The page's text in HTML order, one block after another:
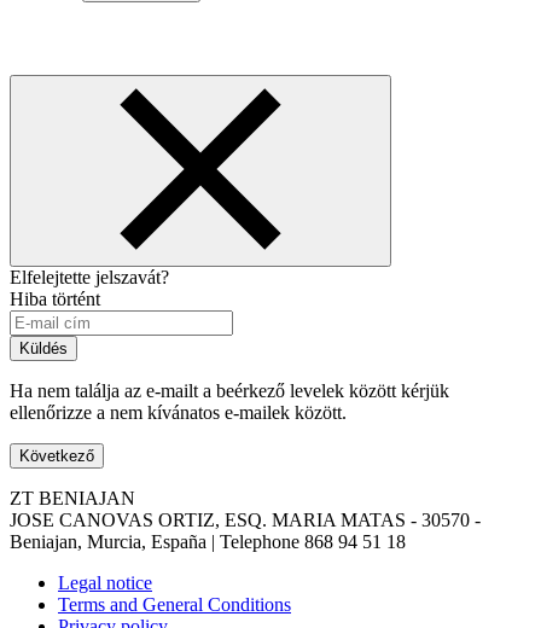
Elfelejtette jelszavát?
Hiba történt
Küldés
Ha nem találja az e-mailt a beérkező levelek között kérjük
ellenőrizze a nem kívánatos e-mailek között.
Következő
ZT BENIAJAN
JOSE CANOVAS ORTIZ, ESQ. MARIA MATAS - 30570 -
Beniajan, Murcia, España | Telephone 868 94 51 18
Legal notice
Terms and General Conditions